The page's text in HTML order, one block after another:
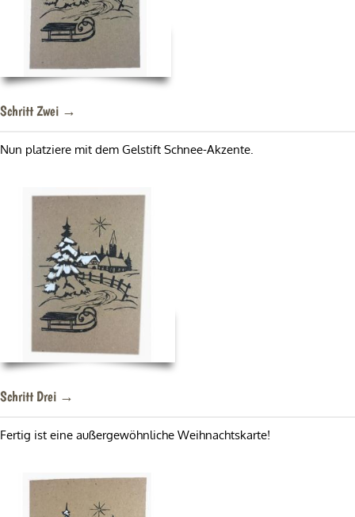
Schritt Zwei →
Nun platziere mit dem Gelstift Schnee-Akzente.
Schritt Drei →
Fertig ist eine außergewöhnliche Weihnachtskarte!